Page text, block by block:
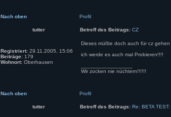
Nach oben Profil
tutter Betreff des Beitrags: CZ
Registriert: 29.11.2005, 15:06
Beiträge: 179
Wohnort: Oberhausen
Dieses müßte doch auch für cz
ich werde es auch mal Probieren!!!!
Wir zocken nie nüchtern!!!!!!
Nach oben Profil
tutter Betreff des Beitrags: Re: BETA